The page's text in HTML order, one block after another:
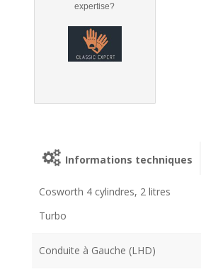
expertise?
Informations techniques
Cosworth 4 cylindres, 2 litres
Turbo
Conduite à Gauche (LHD)